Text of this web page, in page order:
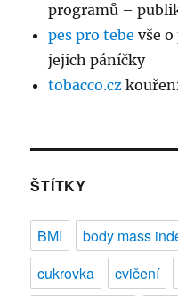
programů –
pes pro tebe vše
jejich páníčky
tobacco.cz
ŠTÍTKY
BMI body mass
cukrovka
cvičení